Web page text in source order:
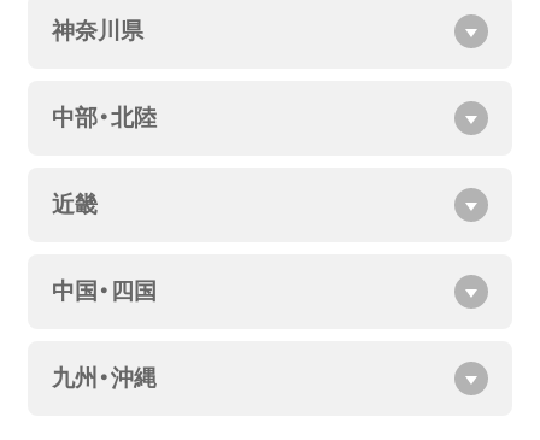
神奈川県
中部・北陸
近畿
中国・四国
九州・沖縄